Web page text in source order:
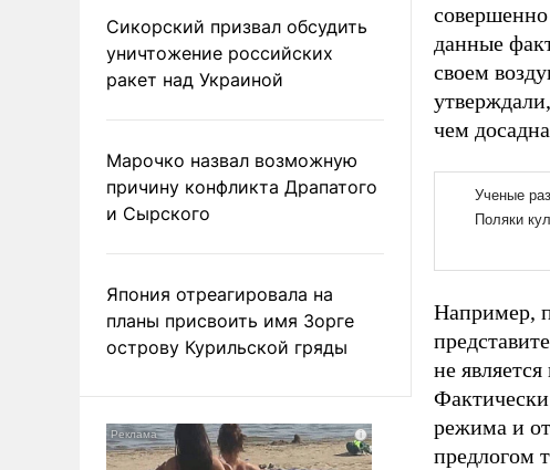
Сикорский призвал обсудить
уничтожение российских
ракет над Украиной
Марочко назвал возможную
причину конфликта Драпатого
и Сырского
Япония отреагировала на
планы присвоить имя Зорге
острову Курильской гряды
данные
своем
чем
Например,
не
режима и
предлогом